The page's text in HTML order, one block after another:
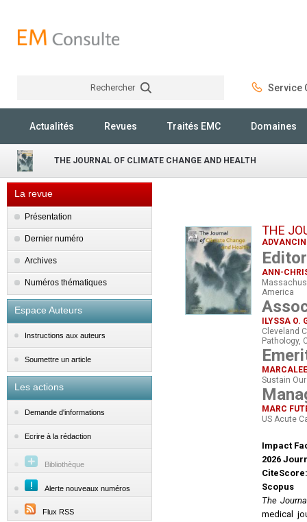
Rechercher Service
Actualités Revues Traités EMC Domaines
THE JOURNAL OF CLIMATE CHANGE AND HEALTH
La revue
Présentation
Dernier numéro
Archives
Numéros thématiques
Espace Auteurs
Instructions aux auteurs
Soumettre un article
Les actions
Demande d'informations
Ecrire à la rédaction
Bibliothèque
Alerte nouveaux numéros
Flux RSS
THE
ANN-
America
ILYSSA O.
Cleveland
Pathology,
Sustain
MARC
US Acute
Impact
2026
Scopus
The
medical